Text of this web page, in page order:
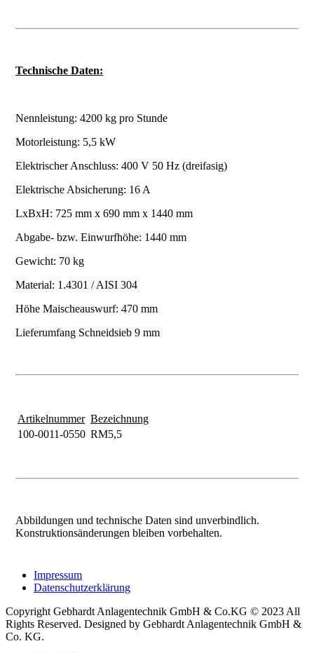
Technische Daten:
Nennleistung: 4200 kg pro Stunde
Motorleistung: 5,5 kW
Elektrischer Anschluss: 400 V 50 Hz (dreifasig)
Elektrische Absicherung: 16 A
LxBxH: 725 mm x 690 mm x 1440 mm
Abgabe- bzw. Einwurfhöhe: 1440 mm
Gewicht: 70 kg
Material: 1.4301 / AISI 304
Höhe Maischeauswurf: 470 mm
Lieferumfang Schneidsieb 9 mm
Artikelnummer Bezeichnung
100-0011-0550 RM5,5
Abbildungen und technische Daten sind unverbindlich.
Konstruktionsänderungen bleiben vorbehalten.
Impressum
Datenschutzerklärung
Copyright Gebhardt Anlagentechnik GmbH & Co.KG © 2023 All
Rights Reserved. Designed by Gebhardt Anlagentechnik GmbH &
Co. KG.